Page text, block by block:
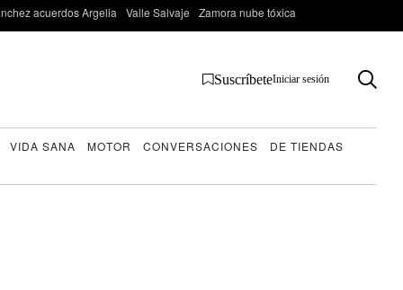
acuerdos Argelia Valle Salvaje Zamora nube tóxica
SuscríbeteIniciar sesión
VIDA SANA MOTOR CONVERSACIONES
DE TIENDAS